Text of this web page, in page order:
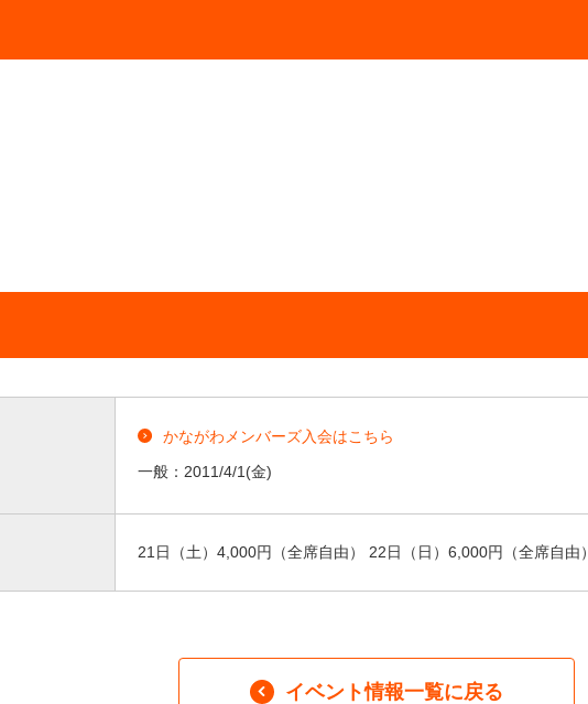
かながわメンバーズ入会はこちら
一般： 2011/4/1 (金)
21日（土）4,000円（全席自由） 22日（日）6,000円（全席自由）
イベント情報一覧に戻る